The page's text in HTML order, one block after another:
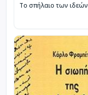
Το σπήλαιο των ιδεών